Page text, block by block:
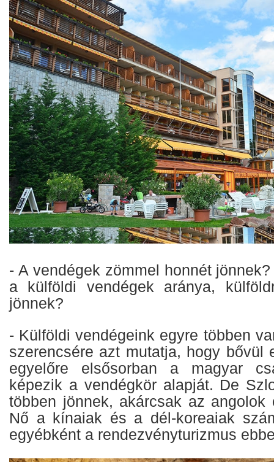
- A vendégek zömmel honnét
a külföldi vendégek aránya,
jönnek?
- Külföldi vendégeink egyre többen
szerencsére azt mutatja, hogy bővül
egyelőre elsősorban a magyar
képezik a vendégkör alapját. De
többen jönnek, akárcsak az angolok
Nő a kínaiak és a dél-koreaiak
egyébként a rendezvényturizmus